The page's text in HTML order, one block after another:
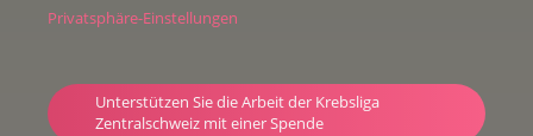
Privatsphäre-Einstellungen
Unterstützen Sie die Arbeit der Krebsliga
Zentralschweiz mit einer Spende